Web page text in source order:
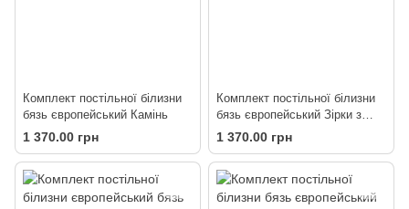
Комплект постільної білизни
бязь європейський Камінь
1 370.00 грн
Комплект постільної білизни
бязь європейський Зірки з
колами
1 370.00 грн